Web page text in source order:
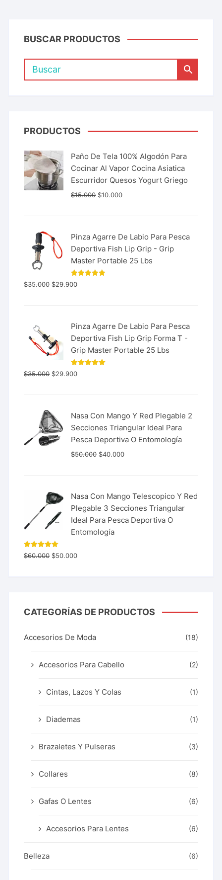
BUSCAR PRODUCTOS
PRODUCTOS
Paño De Tela 100% Algodón Para
Cocinar Al Vapor Cocina Asiatica
Escurridor Quesos Yogurt Griego
$15.000 $10.000
Pinza Agarre De Labio Para Pesca
Deportiva Fish Lip Grip - Grip
Master Portable 25 Lbs
Valorado
con
$35.000 $29.900
Pinza Agarre De Labio Para Pesca
Deportiva Fish Lip Grip Forma T -
Grip Master Portable 25 Lbs
Valorado
con
$35.000 $29.900
Nasa Con Mango Y Red Plegable 2
Secciones Triangular Ideal Para
Pesca Deportiva O Entomología
$50.000 $40.000
Nasa Con Mango Telescopico Y Red
Plegable 3 Secciones Triangular
Ideal Para Pesca Deportiva O
Entomología
Valorado
con 5.00
$60.000 $50.000
CATEGORÍAS DE PRODUCTOS
Accesorios De Moda (18)
Accesorios Para Cabello (2)
Cintas, Lazos Y Colas (1)
Diademas (1)
Brazaletes Y Pulseras (3)
Collares (8)
Gafas O Lentes (6)
Accesorios Para Lentes (6)
Belleza (6)